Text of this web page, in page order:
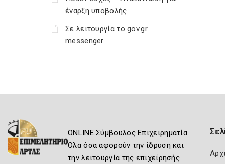
έναρξη υποβολής
Σε λειτουργία το gov.gr
messenger
ONLINE Σύμβουλος Επιχειρηματία
Όλα όσα αφορούν την ίδρυση και
την λειτουργία της επιχείρησής